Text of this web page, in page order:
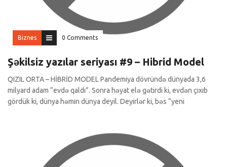
Biznes 0 Comments
Şəkilsiz yazılar seriyası #9 – Hibrid Model
QIZIL ORTA – HİBRİD MODEL Pandemiya dövründə dünyada 3,6
milyard adam “evdə qaldı”. Sonra həyat elə gətirdi ki, evdən çıxıb
gördük ki, dünya həmin dünya deyil. Deyirlər ki, bəs “yeni